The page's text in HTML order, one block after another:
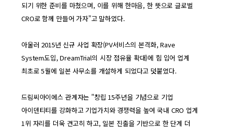
되기 위한 준비를 마쳤으며, 이를 위해 한마음, 한 뜻으로 글로벌
CRO로 함께 만들어 가자”고 말하였다.
아울러 2015년 신규 사업 확장(PV서비스의 본격화, Rave
System도입, DreamTrial의 시장 점유율 확대)에 힘 입어 업계
최초로 5월에 일본 사무소를 개설하게 되었다고 덧붙였다.
드림씨아이에스 관계자는 "창립 15주년을 기념으로 기업
아이덴티티를 강화하고 기업가치와 경쟁력을 높여 국내 CRO 업계
1위 자리를 더욱 견고히 하고, 일본 진출을 기반으로 한 단계 더